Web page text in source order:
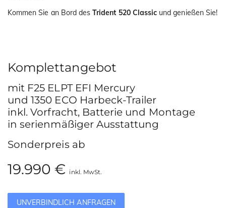
Kommen Sie an Bord desTrident 520 Classic und genießen Sie!
Komplettangebot
mit F25 ELPT EFI Mercury
und 1350 ECO Harbeck-Trailer
inkl. Vorfracht, Batterie und Montage
in serienmäßiger Ausstattung
Sonderpreis ab
19.990 € inkl. MwSt.
UNVERBINDLICH ANFRAGEN